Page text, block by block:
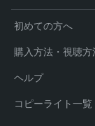
初めての方へ
購入方法・視聴方
ヘルプ
コピーライト一覧